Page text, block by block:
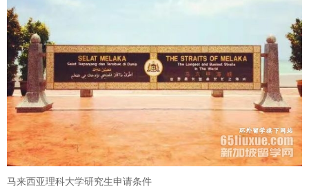
马来西亚理科大学研究生申请条件